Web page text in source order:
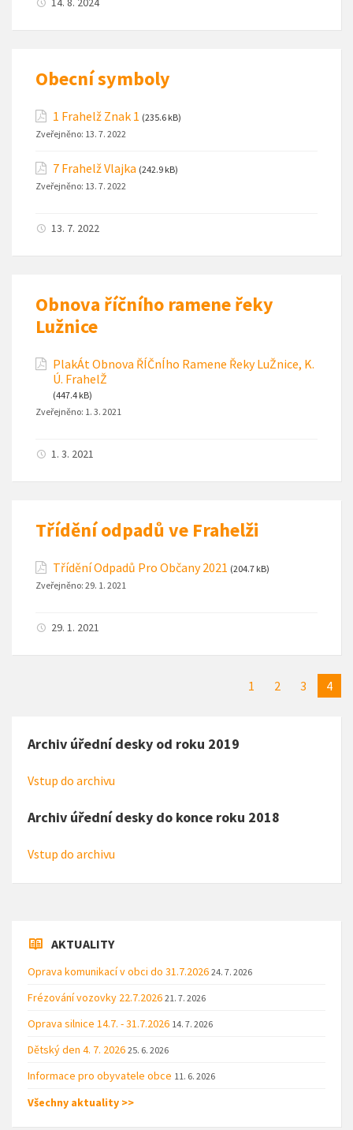
Obecní symboly
1 Frahelž Znak 1 (235.6 kB)
Zveřejněno: 13. 7. 2022
7 Frahelž Vlajka (242.9 kB)
Zveřejněno: 13. 7. 2022
13. 7. 2022
Obnova říčního ramene řeky
Lužnice
PlakÁt Obnova ŘÍČnÍho Ramene Řeky LuŽnice, K.
Ú. FrahelŽ
(447.4 kB)
Zveřejněno: 1. 3. 2021
1. 3. 2021
Třídění odpadů ve Frahelži
Třídění Odpadů Pro Občany 2021 (204.7 kB)
Zveřejněno: 29. 1. 2021
29. 1. 2021
1 2 3 4
Archiv úřední desky od roku 2019
Vstup do archivu
Archiv úřední desky do konce roku 2018
Vstup do archivu
AKTUALITY
Oprava komunikací v obci do 31.7.2026 24. 7. 2026
Frézování vozovky 22.7.2026 21. 7. 2026
Oprava silnice 14.7. - 31.7.2026 14. 7. 2026
Dětský den 4. 7. 2026 25. 6. 2026
Informace pro obyvatele obce 11. 6. 2026
Všechny aktuality >>